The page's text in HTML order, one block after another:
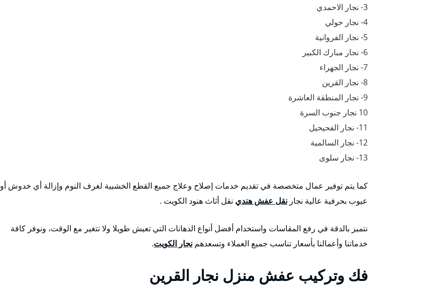
3- نجار الاحمدي
4- نجار حولي
5- نجار الفروانية
6- نجار مبارك الكبير
7- نجار الجهراء
8- نجار القرين
9- نجار المنطقة العاشرة
10 نجار جنوب السرة
11- نجار الفحيحيل
12- نجار السالمية
13- نجار سلوى
كما يتم توفير عمال متخصصة في تقديم خدمات إصلاح وعلاج جميع القطع الخشبية لغرف النوم وإزالة أي خدوش أو
عيوب بحرفية عالية نجار نقل عفش هندي نقل أثاث هنود الكويت .
نتميز بالدقة في رفع المقاسات واستخدام أفضل أنواع الدهانات التي تعيش طويلا ولا تتغير مع الوقت، ونوفر كافة
خدماتنا وأعمالنا بأسعار تناسب جميع العملاء وتسعدهم نجار الكويت.
فك وتركيب عفش منزل نجار القرين